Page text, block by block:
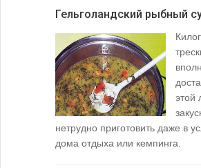
Гельголандский рыбный
этой
нетрудно приготовить даже в
дома отдыха или кемпинга.